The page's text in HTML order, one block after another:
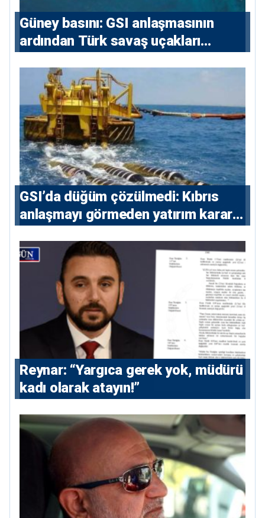
Güney basını: ⁠GSI anlaşmasının
ardından Türk savaş uçakları
GSI’da düğüm çözülmedi: Kıbrıs
anlaşmayı görmeden yatırım kararı
Reynar: “Yargıca gerek yok, müdürü
kadı olarak atayın!”